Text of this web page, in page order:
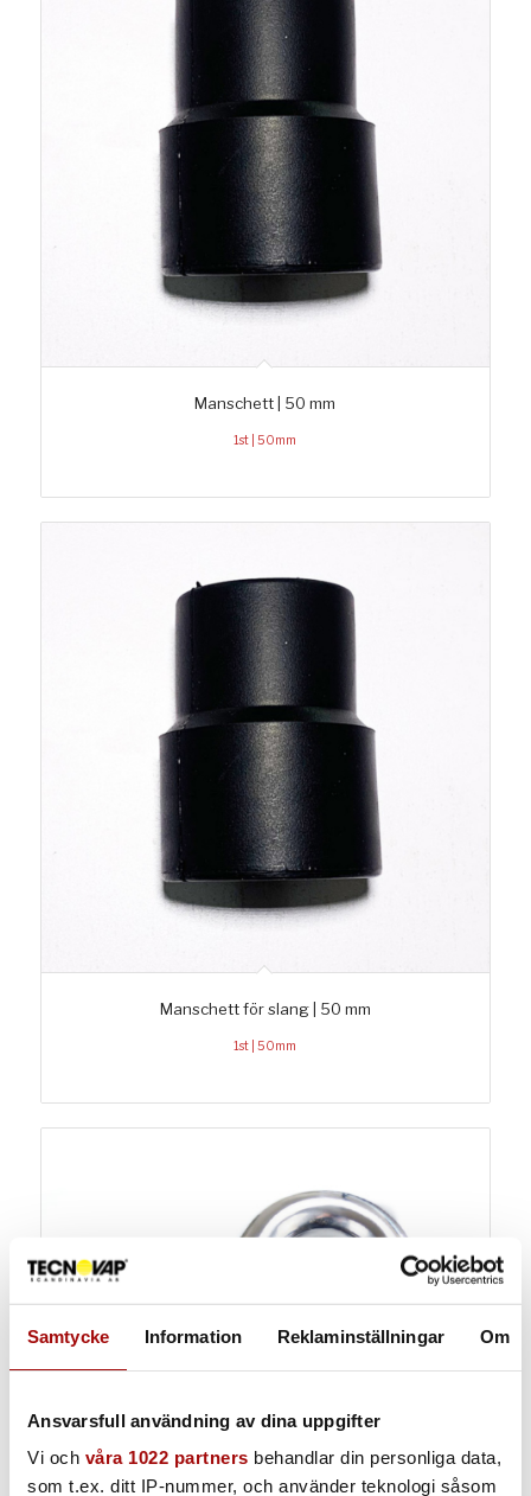
Samtycke Information Reklaminställningar Om
Ansvarsfull användning av dina uppgifter
Vi och våra 1022 partners behandlar din personliga data,
som t.ex. ditt IP-nummer, och använder teknologi såsom
Manschett | 50 mm
1st | 50mm
Manschett för slang | 50 mm
1st | 50mm